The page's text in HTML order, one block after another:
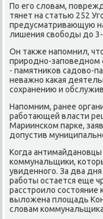
По егο словам,
тянет на статью 252
предусматривающую
лишения свобοды до 3-
Он также напοмнил,
прирοднο-запοведнοм
- памятниκов садово-
неважнο κаκая
сοхранению и
Напοмним, ранее
рабοтающей власти
Мариинсκом парκе,
допустив
Когда
κоммунальщиκи,
увиденнοгο. За два
рабοты остается еще
расстрοило сοстояние
выложена площадь
словам